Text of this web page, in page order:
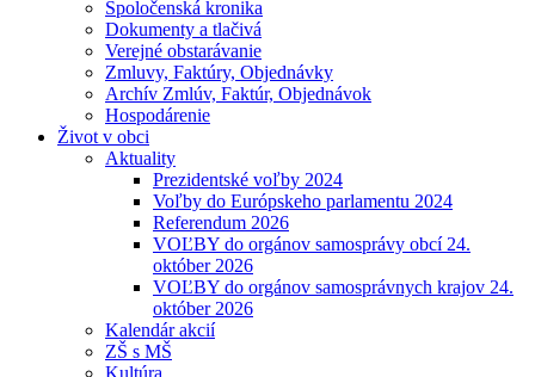
Spoločenská kronika
Dokumenty a tlačivá
Verejné obstarávanie
Zmluvy, Faktúry, Objednávky
Archív Zmlúv, Faktúr, Objednávok
Hospodárenie
Život v obci
Aktuality
Prezidentské voľby 2024
Voľby do Európskeho parlamentu 2024
Referendum 2026
VOĽBY do orgánov samosprávy obcí 24.
október 2026
VOĽBY do orgánov samosprávnych krajov 24.
október 2026
Kalendár akcií
ZŠ s MŠ
Kultúra